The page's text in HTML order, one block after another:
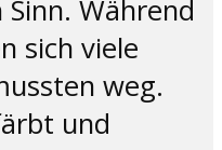
Während
sich viele
weg.
und